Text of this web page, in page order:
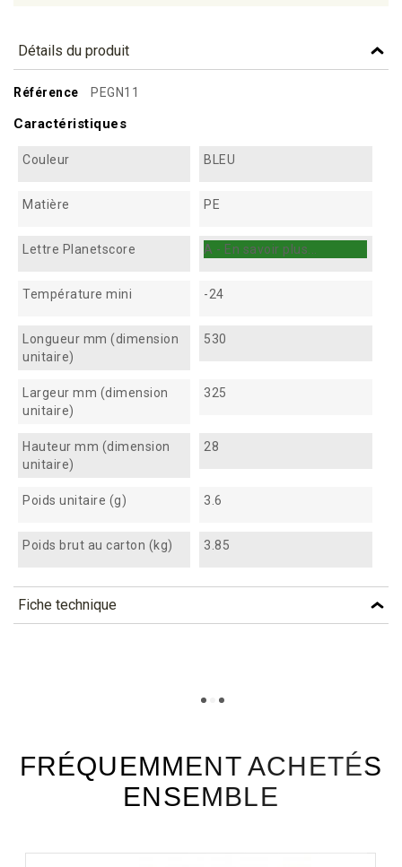
Détails du produit
Référence PEGN11
Caractéristiques
Couleur BLEU
Matière PE
Lettre Planetscore A - En savoir plus...
Température mini -24
Longueur mm (dimension
unitaire)
530
Largeur mm (dimension
unitaire)
325
Hauteur mm (dimension
unitaire)
28
Poids unitaire (g) 3.6
Poids brut au carton (kg) 3.85
Fiche technique
FRÉQUEMMENT ACHETÉS
ENSEMBLE